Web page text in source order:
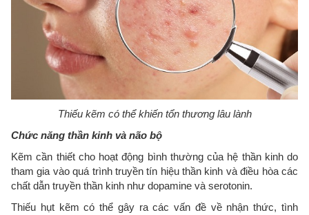
Thiếu kẽm có thể khiến tổn thương lâu lành
Chức năng thần kinh và não bộ
Kẽm cần thiết cho hoạt động bình thường của hệ thần kinh do
tham gia vào quá trình truyền tín hiệu thần kinh và điều hòa các
chất dẫn truyền thần kinh như dopamine và serotonin.
Thiếu hụt kẽm có thể gây ra các vấn đề về nhận thức, tình